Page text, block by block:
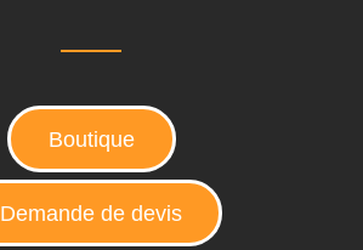
Boutique
Demande de devis